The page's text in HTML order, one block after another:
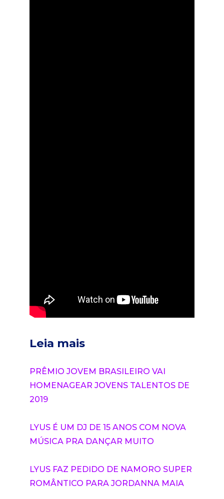
Leia mais
PRÊMIO JOVEM BRASILEIRO VAI
HOMENAGEAR JOVENS TALENTOS DE
2019
LYUS É UM DJ DE 15 ANOS COM NOVA
MÚSICA PRA DANÇAR MUITO
LYUS FAZ PEDIDO DE NAMORO SUPER
ROMÂNTICO PARA JORDANNA MAIA